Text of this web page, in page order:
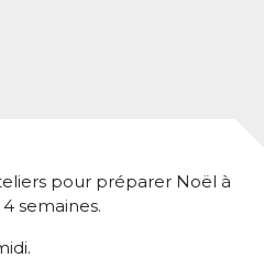
pour préparer Noël à
semaines.